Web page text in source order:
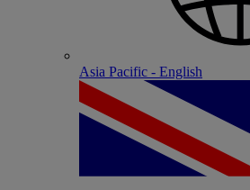
Asia Pacific - English